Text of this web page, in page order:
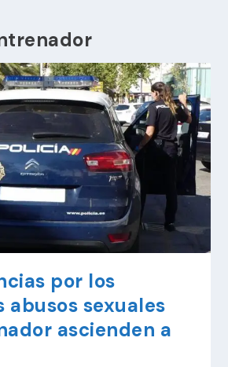
por los
abusos sexuales
ascienden a